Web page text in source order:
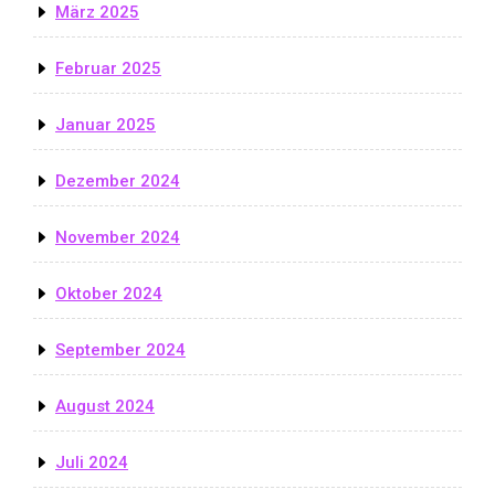
März 2025
Februar 2025
Januar 2025
Dezember 2024
November 2024
Oktober 2024
September 2024
August 2024
Juli 2024